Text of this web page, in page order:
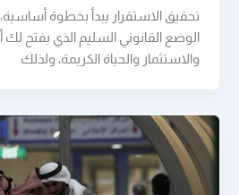
تحقيق الاستقرار يبدأ بخطوة
الوضع القانوني السليم الذي يفتح
والاستثمار والحياة الكريمة، ولذلك